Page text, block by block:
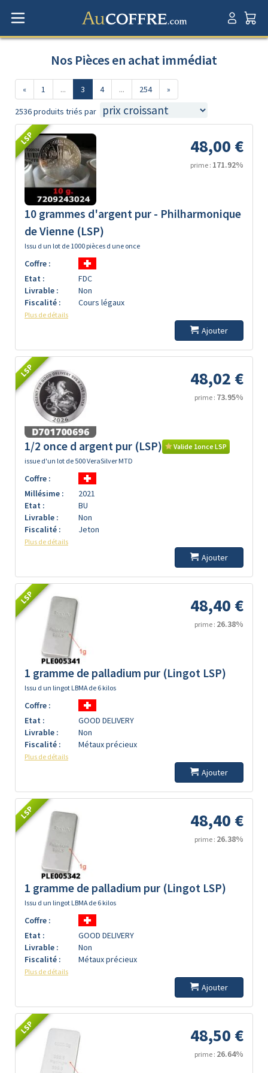
Nos Pièces en achat immédiat
« 1 ... 3 4 ... 254 »
2536 produits triés par
LSP 48,00 €
prime : 171.92%
10 grammes d'argent pur - Philharmonique
de Vienne (LSP)
Issu d un lot de 1000 pièces d une once
Coffre :
Etat :
FDC
Livrable :
Non
Fiscalité :
Cours légaux
Plus de détails
Ajouter
LSP 48,02 €
prime : 73.95%
1/2 once d argent pur (LSP)
Valide 1once LSP
issue d'un lot de 500 VeraSilver MTD
Coffre :
Millésime :
2021
Etat :
BU
Livrable :
Non
Fiscalité :
Jeton
Plus de détails
Ajouter
LSP 48,40 €
prime : 26.38%
1 gramme de palladium pur (Lingot LSP)
Issu d un lingot LBMA de 6 kilos
Coffre :
Etat :
GOOD DELIVERY
Livrable :
Non
Fiscalité :
Métaux précieux
Plus de détails
Ajouter
LSP 48,40 €
prime : 26.38%
1 gramme de palladium pur (Lingot LSP)
Issu d un lingot LBMA de 6 kilos
Coffre :
Etat :
GOOD DELIVERY
Livrable :
Non
Fiscalité :
Métaux précieux
Plus de détails
Ajouter
LSP 48,50 €
prime : 26.64%